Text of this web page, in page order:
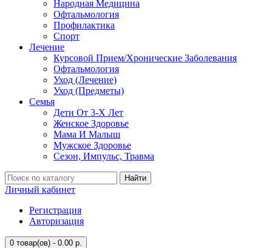
Народная Медицина
Офтальмология
Профилактика
Спорт
Лечение
Курсовой Прием/Хронические Заболевания
Офтальмология
Уход (Лечение)
Уход (Предметы)
Семья
Дети От 3-Х Лет
Женское Здоровье
Мама И Малыш
Мужское Здоровье
Сезон, Импульс, Травма
Найти
Личный кабинет
Регистрация
Авторизация
0 товар(ов) - 0.00 р.